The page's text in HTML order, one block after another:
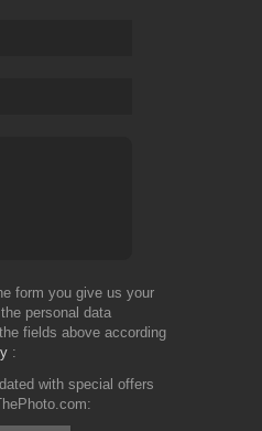
form you give us your
personal data
fields above according
with special offers